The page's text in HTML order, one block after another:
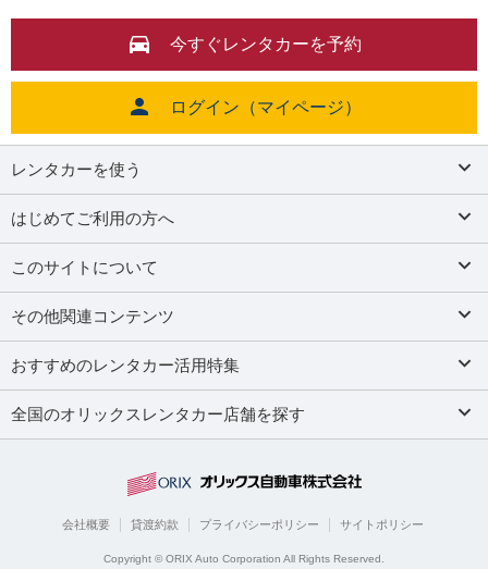
今すぐレンタカーを予約
ログイン（マイページ）
レンタカーを使う
はじめてご利用の方へ
このサイトについて
その他関連コンテンツ
おすすめのレンタカー活用特集
全国のオリックスレンタカー店舗を探す
会社概要 貸渡約款 プライバシーポリシー サイトポリシー
Copyright © ORIX Auto Corporation All Rights Reserved.